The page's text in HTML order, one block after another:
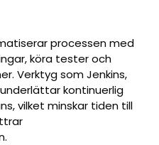
processen med
köra tester och
Verktyg som Jenkins,
kontinuerlig
vilket minskar tiden till